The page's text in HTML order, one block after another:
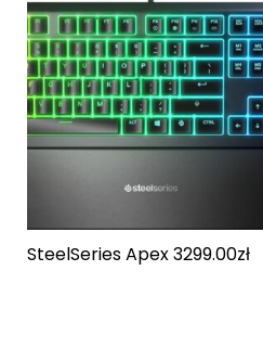
SteelSeries Apex 3299.00zł